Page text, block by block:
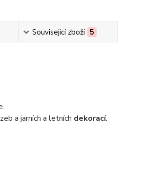
Související zboží 5
a jarních a letních dekorací.